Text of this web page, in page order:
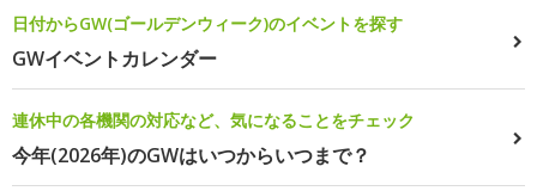
日付からGW(ゴールデンウィーク)のイベントを探す
GWイベントカレンダー
連休中の各機関の対応など、気になることをチェック
今年(2026年)のGWはいつからいつまで？